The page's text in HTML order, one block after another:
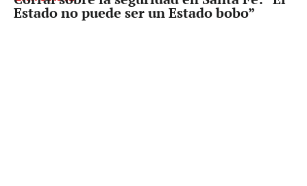
Estado no puede ser un Estado bobo”